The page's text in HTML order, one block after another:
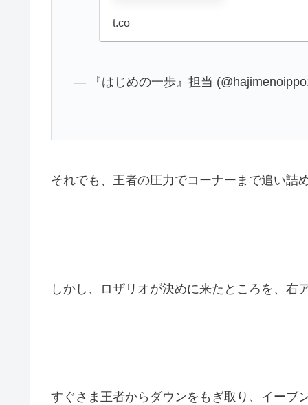
t.co
— 『はじめの一歩』担当
それでも、王者の圧力でコーナーまで追い詰
しかし、ロザリオが決めに来たところを、右
すぐさま王者からダウンをもぎ取り、イーブ